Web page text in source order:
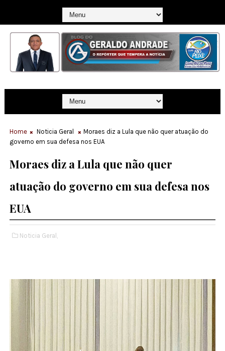
Home Noticia Geral
Moraes diz a Lula que não quer atuação do
governo em sua defesa nos EUA
Moraes diz a Lula que não quer
atuação do governo em sua defesa nos
EUA
Noticia Geral,